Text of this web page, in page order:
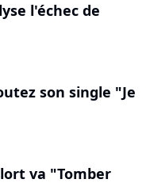
l'échec de
son single "Je
va "Tomber